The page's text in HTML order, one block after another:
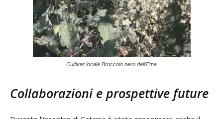
Cultivar locale Broccolo nero dell'Etna
Collaborazioni e prospettive future